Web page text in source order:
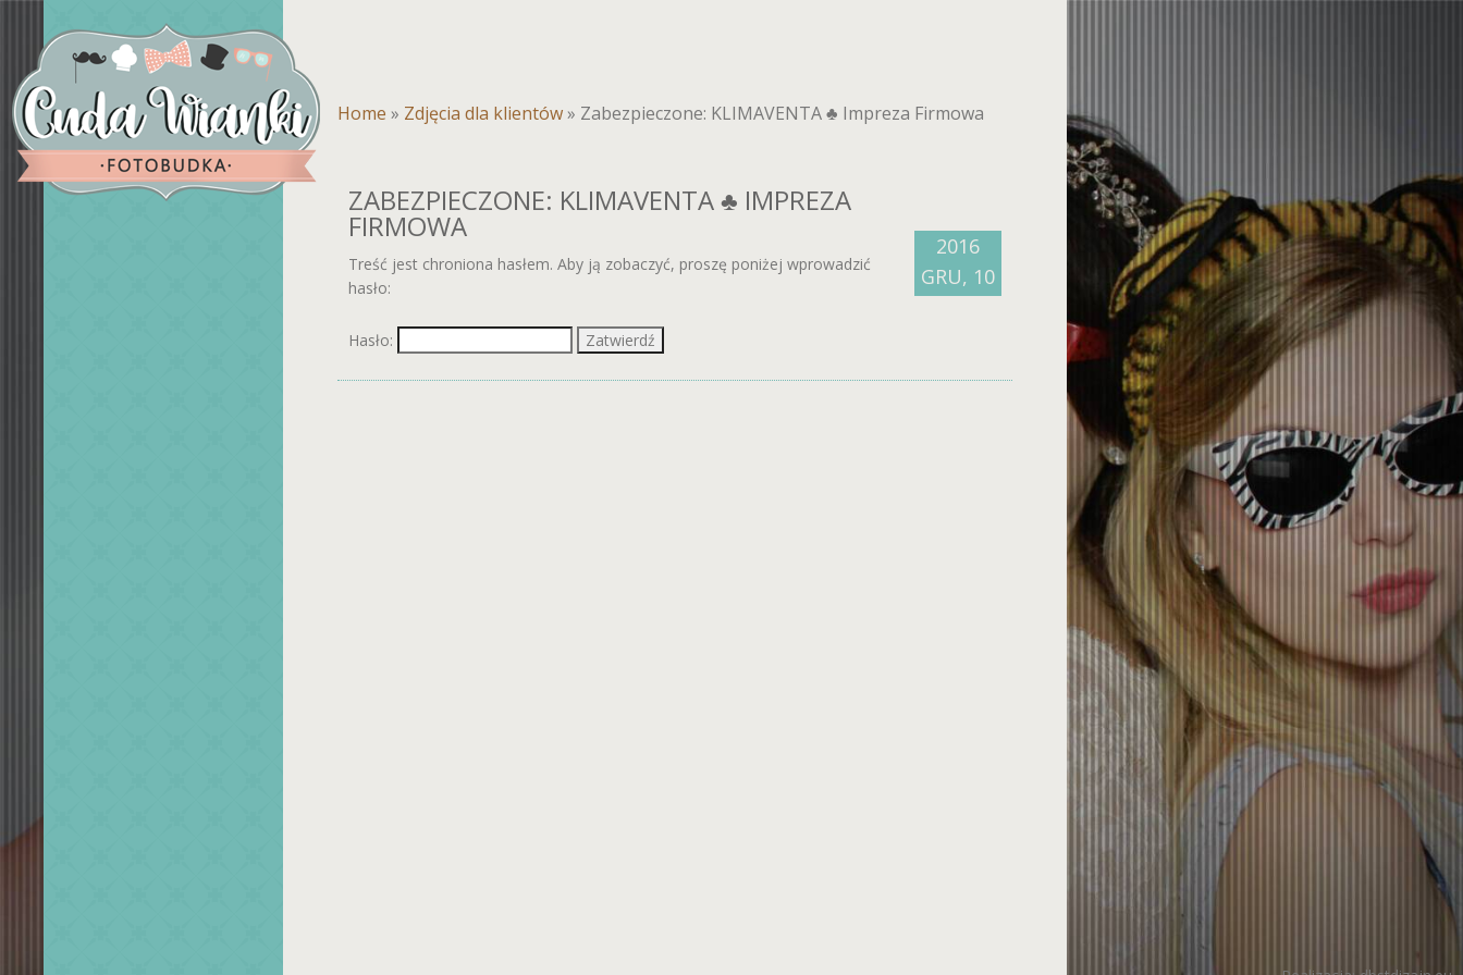
Home » Zdjęcia dla klientów» Zabezpieczone: KLIMAVENTA ♣ Impreza Firmowa
ZABEZPIECZONE: KLIMAVENTA ♣ IMPREZA
FIRMOWA
Treść jest chroniona hasłem. Aby ją zobaczyć, proszę poniżej wprowadzić
hasło:
Hasło:
2016
GRU, 10